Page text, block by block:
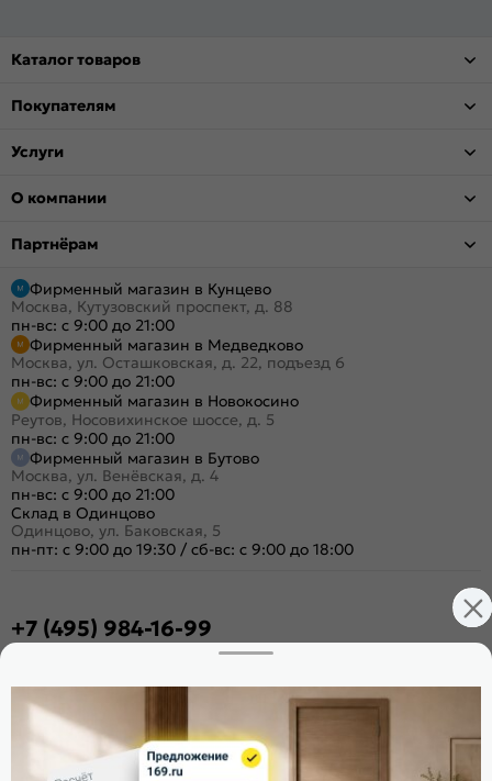
Каталог товаров
Покупателям
Услуги
О компании
Партнёрам
Фирменный магазин в Кунцево
Москва, Кутузовский проспект, д. 88
пн-вс: с 9:00 до 21:00
Фирменный магазин в Медведково
Москва, ул. Осташковская, д. 22, подъезд 6
пн-вс: с 9:00 до 21:00
Фирменный магазин в Новокосино
Реутов, Носовихинское шоссе, д. 5
пн-вс: с 9:00 до 21:00
Фирменный магазин в Бутово
Москва, ул. Венёвская, д. 4
пн-вс: с 9:00 до 21:00
Склад в Одинцово
Одинцово, ул. Баковская, 5
пн-пт: с 9:00 до 19:30 / сб-вс: с 9:00 до 18:00
+7 (495) 984-16-99
Расскажите о нас
Поделиться